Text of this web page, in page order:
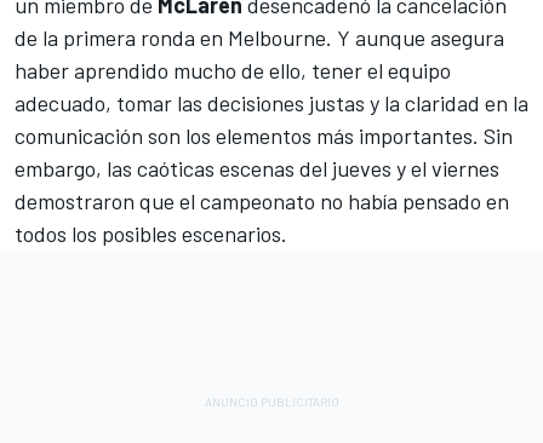
de la primera ronda en Melbourne. Y aunque asegura
haber aprendido mucho de ello, tener el equipo
adecuado, tomar las decisiones justas y la claridad en la
comunicación son los elementos más importantes. Sin
embargo, las caóticas escenas del jueves y el viernes
demostraron que el campeonato no había pensado en
todos los posibles escenarios.